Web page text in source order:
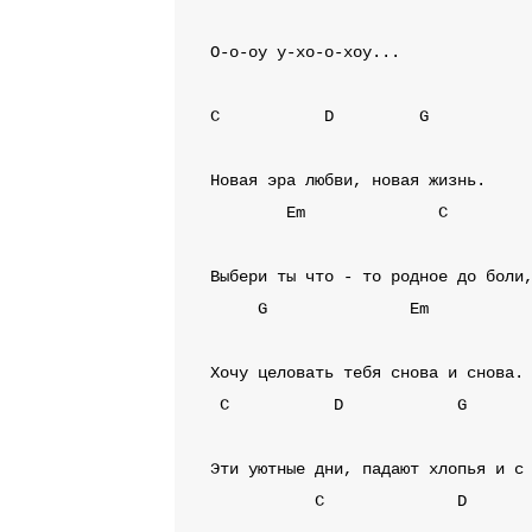
О-о-оу у-хо-о-хоу...
C D G
Em
C
G Em
C
D G
C D